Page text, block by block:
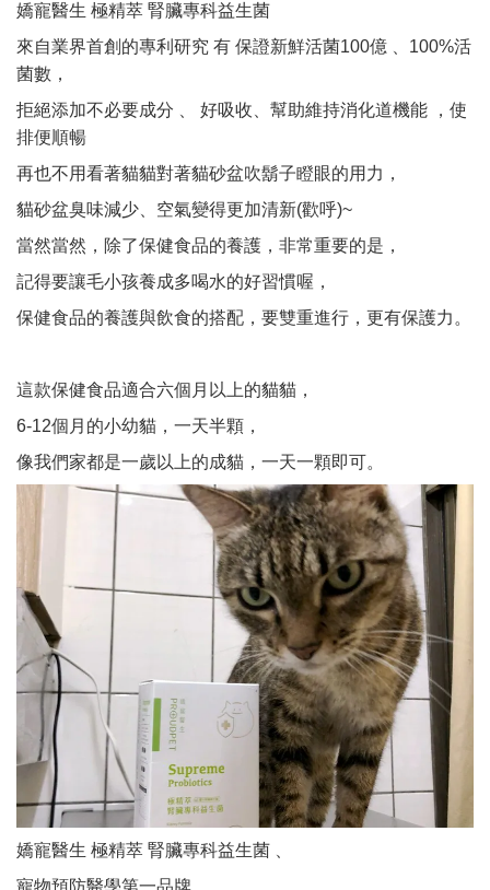
嬌寵醫生 極精萃 腎臟專科益生菌
來自業界首創的專利研究 有 保證新鮮活菌100億 、100%活
菌數，
拒絕添加不必要成分 、 好吸收、幫助維持消化道機能
，使
排便順暢
再也不用看著貓貓對著貓砂盆吹鬍子瞪眼的用力，
貓砂盆臭味減少、空氣變得更加清新(歡呼)~
當然當然，除了保健食品的養護， 非常重要的是，
記得要讓毛小孩養成多喝水的好習慣喔，
保健食品的養護與飲食的搭配， 要雙重進行，更有保護力。
這款保健食品適合六個月以上的貓貓，
6-12個月的小幼貓，一天半顆，
像我們家都是一歲以上的成貓，一天一顆即可。
嬌寵醫生 極精萃 腎臟專科益生菌 、
寵物預防醫學第一品牌 ，